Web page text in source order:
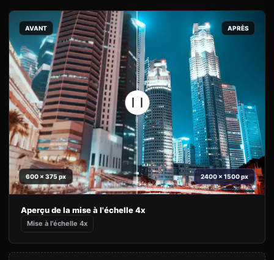
AVANT APRÈS
600 x 375 px 2400 x 1500 px
Aperçu de la mise à l'échelle 4x
Mise à l'échelle 4x